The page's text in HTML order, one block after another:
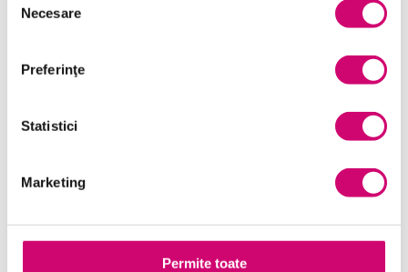
consimțământului
Necesare
Preferinţe
Statistici
Marketing
Permite toate
Management și Leadership
Project Management